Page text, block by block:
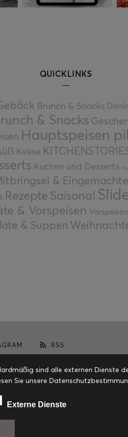
QUICKLINKS
Brunch & Snacks
& Snacks
Hauptspeisen
Kekse
Kuchen und Desserts
&
Rezepte Saisonal
& Vorspeisen
& Suppen
RSS
sind alle externen Dienste
Sie unsere
Externe Dienste